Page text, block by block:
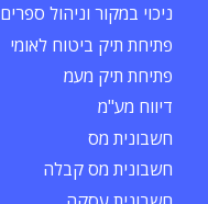
ניכוי במקור וניהול ספרים
פתיחת תיק ביטוח לאומי
פתיחת תיק מעמ
דיווח מע"מ
חשבונית מס
חשבונית מס קבלה